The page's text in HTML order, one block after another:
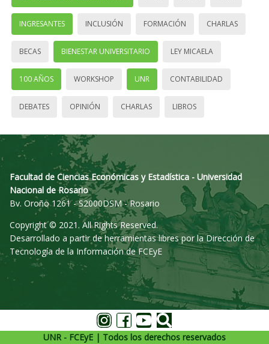
INGRESANTES INCLUSIÓN FORMACIÓN CHARLAS
BECAS BIENESTAR UNIVERSITARIO LEY MICAELA
100 AÑOS WORKSHOP UNR CONTABILIDAD
DEBATES OPINIÓN CHARLAS LIBROS
Facultad de Ciencias Económicas y Estadística - Universidad
Nacional de Rosario
Bv. Oroño 1261 - S2000DSM - Rosario
Copyright © 2021. All Rights Reserved.
Desarrollado a partir de herramientas libres por la Dirección de
Tecnología de la Información de FCEyE
UNR - FCEyE | Todos los derechos reservados